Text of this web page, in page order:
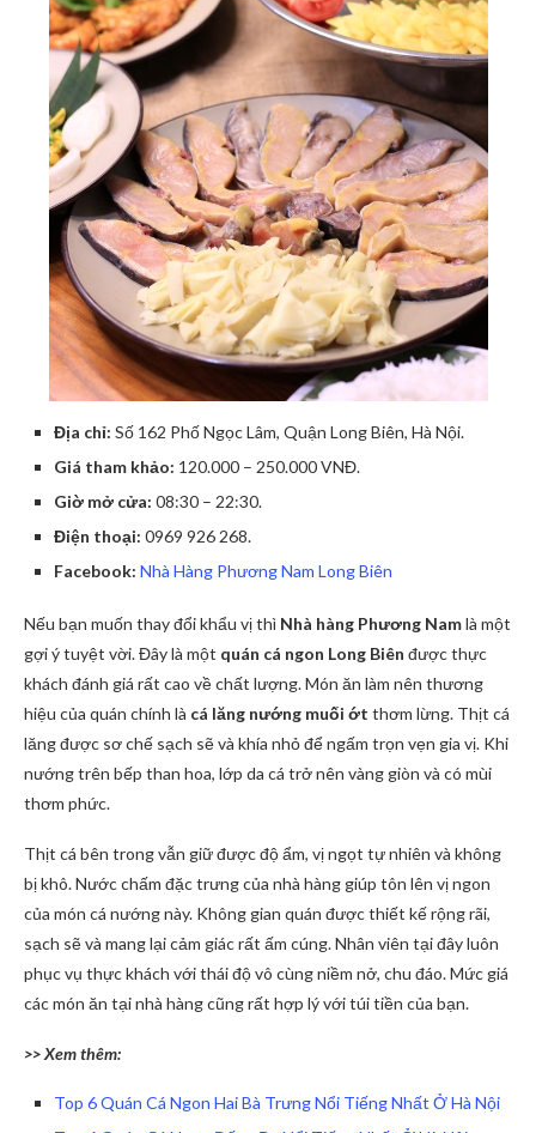
Địa chỉ: Số 162 Phố Ngọc Lâm, Quận Long Biên, Hà Nội.
Giá tham khảo: 120.000 – 250.000 VNĐ.
Giờ mở cửa: 08:30 – 22:30.
Điện thoại: 0969 926 268.
Facebook: Nhà Hàng Phương Nam Long Biên
Nếu bạn muốn thay đổi khẩu vị thì Nhà hàng Phương Namlà một
gợi ý tuyệt vời. Đây là một quán cá ngon Long Biên được thực
khách đánh giá rất cao về chất lượng. Món ăn làm nên thương
hiệu của quán chính là cá lăng nướng muối ớt thơm lừng. Thịt cá
lăng được sơ chế sạch sẽ và khía nhỏ để ngấm trọn vẹn gia vị. Khi
nướng trên bếp than hoa, lớp da cá trở nên vàng giòn và có mùi
thơm phức.
Thịt cá bên trong vẫn giữ được độ ẩm, vị ngọt tự nhiên và không
bị khô. Nước chấm đặc trưng của nhà hàng giúp tôn lên vị ngon
của món cá nướng này. Không gian quán được thiết kế rộng rãi,
sạch sẽ và mang lại cảm giác rất ấm cúng. Nhân viên tại đây luôn
phục vụ thực khách với thái độ vô cùng niềm nở, chu đáo. Mức giá
các món ăn tại nhà hàng cũng rất hợp lý với túi tiền của bạn.
>> Xem thêm:
Top 6 Quán Cá Ngon Hai Bà Trưng Nổi Tiếng Nhất Ở Hà Nội